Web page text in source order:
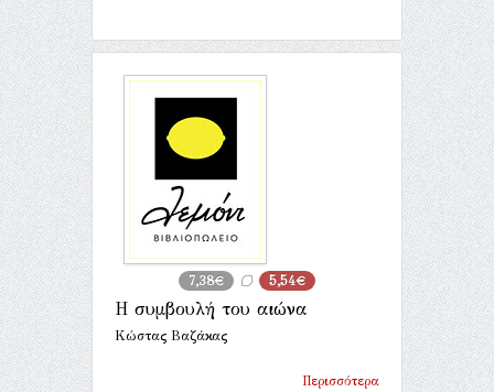
7,38€ 5,54€
Η συμβουλή του αιώνα
Κώστας Βαζάκας
Περισσότερα